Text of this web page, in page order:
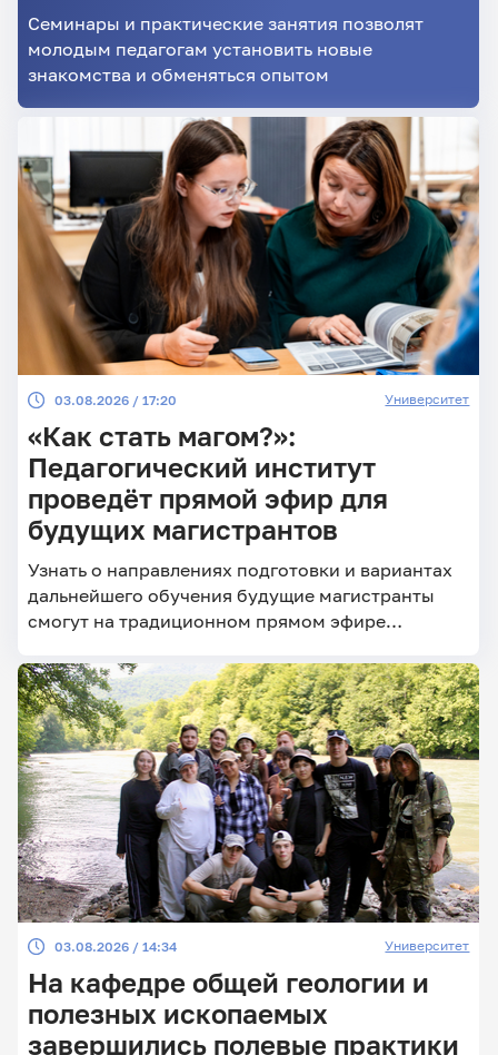
Семинары и практические занятия позволят
молодым педагогам установить новые
знакомства и обменяться опытом
03.08.2026 / 17:20 Университет
«Как стать магом?»:
Педагогический институт
проведёт прямой эфир для
будущих магистрантов
Узнать о направлениях подготовки и вариантах
дальнейшего обучения будущие магистранты
смогут на традиционном прямом эфире
03.08.2026 / 14:34 Университет
На кафедре общей геологии и
полезных ископаемых
завершились полевые практики